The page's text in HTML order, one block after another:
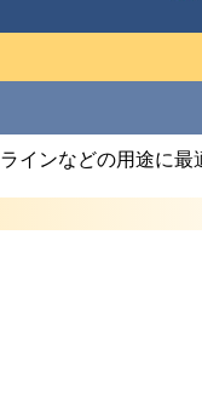
インなどの用途に最